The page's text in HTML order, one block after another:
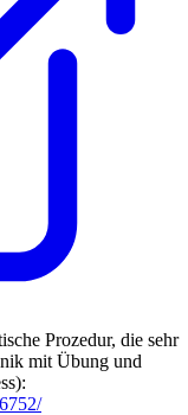
Prozedur, die sehr
mit Übung und